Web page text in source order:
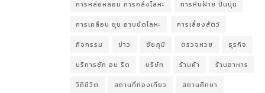
การหล่อหลอม การกลึงโลหะ การหีบฝ้าย ปั่นนุ่น
การเคลือบ ชุบ อาบขัดโลหะ การเลี้ยงสัตว์
กิจกรรม ข่าว ชัยภูมิ ตรวจหวย ธุรกิจ
บริการซัก อบ รีด บริษัท ร้านค้า ร้านอาหาร
วิถีชีวิต สถานที่ท่องเที่ยว สถานศึกษา